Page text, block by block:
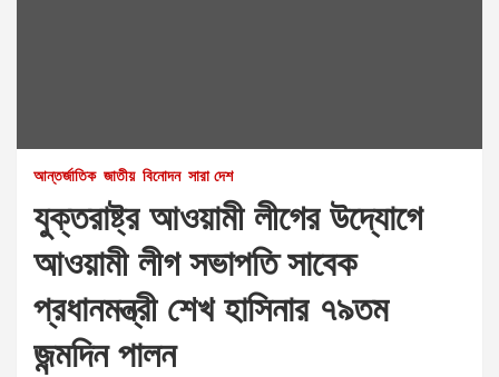
আন্তর্জাতিক জাতীয় বিনোদন সারা দেশ
যুক্তরাষ্ট্র আওয়ামী লীগের উদ্যোগে
আওয়ামী লীগ সভাপতি সাবেক
প্রধানমন্ত্রী শেখ হাসিনার ৭৯তম
জন্মদিন পালন